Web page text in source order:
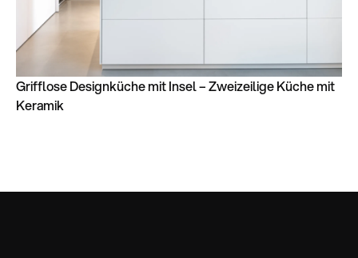
Grifflose Designküche mit Insel – Zweizeilige Küche mit
Keramik